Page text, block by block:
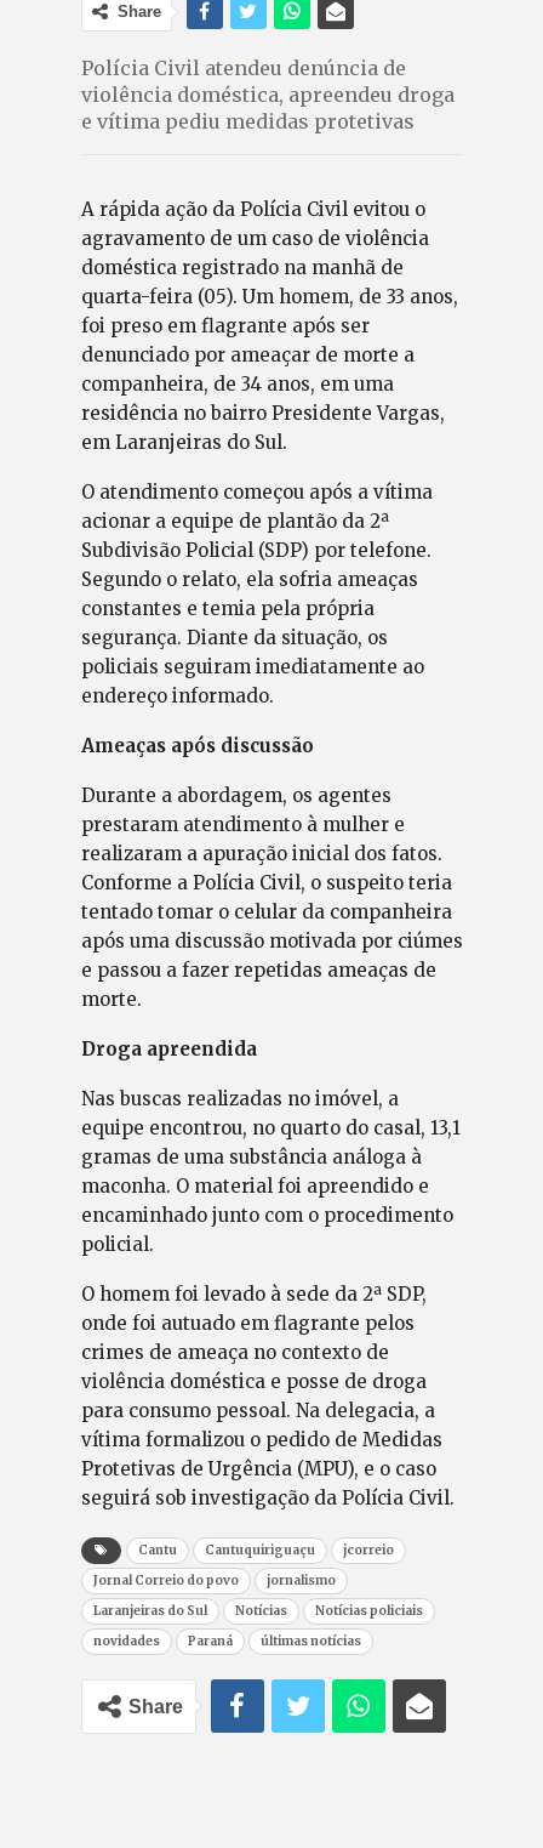
Share
Polícia Civil atendeu denúncia de
violência doméstica, apreendeu droga
e vítima pediu medidas protetivas
A rápida ação da Polícia Civil evitou o
agravamento de um caso de violência
doméstica registrado na manhã de
quarta-feira (05). Um homem, de 33 anos,
foi preso em flagrante após ser
denunciado por ameaçar de morte a
companheira, de 34 anos, em uma
residência no bairro Presidente Vargas,
em Laranjeiras do Sul.
O atendimento começou após a vítima
acionar a equipe de plantão da 2ª
Subdivisão Policial (SDP) por telefone.
Segundo o relato, ela sofria ameaças
constantes e temia pela própria
segurança. Diante da situação, os
policiais seguiram imediatamente ao
endereço informado.
Ameaças após discussão
Durante a abordagem, os agentes
prestaram atendimento à mulher e
realizaram a apuração inicial dos fatos.
Conforme a Polícia Civil, o suspeito teria
tentado tomar o celular da companheira
após uma discussão motivada por ciúmes
e passou a fazer repetidas ameaças de
morte.
Droga apreendida
Nas buscas realizadas no imóvel, a
equipe encontrou, no quarto do casal, 13,1
gramas de uma substância análoga à
maconha. O material foi apreendido e
encaminhado junto com o procedimento
policial.
O homem foi levado à sede da 2ª SDP,
onde foi autuado em flagrante pelos
crimes de ameaça no contexto de
violência doméstica e posse de droga
para consumo pessoal. Na delegacia, a
vítima formalizou o pedido de Medidas
Protetivas de Urgência (MPU), e o caso
seguirá sob investigação da Polícia Civil.
Cantu Cantuquiriguaçu
jcorreio
Jornal Correio do povo
jornalismo
Laranjeiras do Sul
Notícias
Notícias policiais
novidades
Paraná últimas notícias
Share